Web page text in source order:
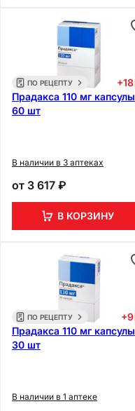
ПО РЕЦЕПТУ +18
Прадакса 110 мг капсулы
60 шт
В наличии в 3 аптеках
от 3 617 ₽
В КОРЗИНУ
ПО РЕЦЕПТУ +9
Прадакса 110 мг капсулы
30 шт
В наличии в 1 аптеке